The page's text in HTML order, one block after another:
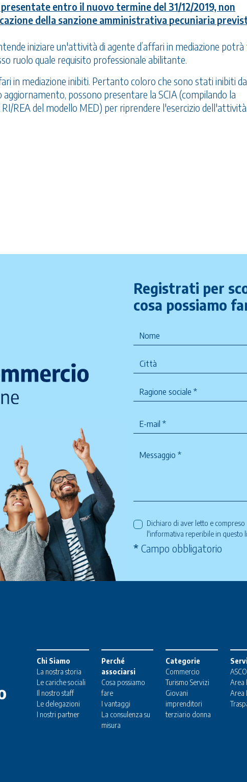
entro il nuovo termine del 31/12/2019, non
della sanzione amministrativa pecuniaria
iniziare un'attività di agente d’affari in mediazione
ruolo quale requisito professionale abilitante.
in mediazione inibiti. Pertanto coloro che sono stati inibiti
possono presentare la SCIA (compilando la
REA del modello MED) per riprendere l'esercizio dell'attività.
Registrati per
cosa possiamo
Dichiaro di aver letto e compreso
l'informativa reperibile in questo
* Campo obbligatorio
Chi Siamo
La nostra storia
Le cariche sociali
Il nostro staff
Le delegazioni
I nostri partner
Perché
associarsi
Cosa possiamo
fare
I vantaggi
La consulenza su
misura
Categorie
Commercio
Turismo Servizi
Giovani
imprenditori
terziario donna
Area
Area